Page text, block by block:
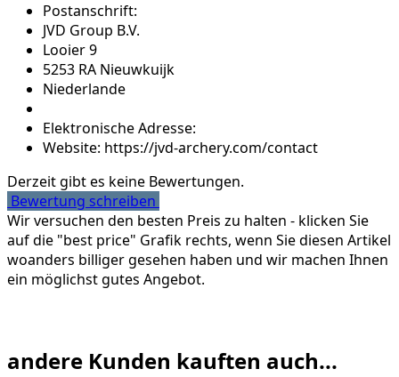
Postanschrift:
JVD Group B.V.
Looier 9
5253 RA Nieuwkuijk
Niederlande
Elektronische Adresse:
Website: https://jvd-archery.com/contact
Derzeit gibt es keine Bewertungen.
Bewertung schreiben
Wir versuchen den besten Preis zu halten - klicken Sie
auf die "best price" Grafik rechts, wenn Sie diesen Artikel
woanders billiger gesehen haben und wir machen Ihnen
ein möglichst gutes Angebot.
andere Kunden kauften auch...